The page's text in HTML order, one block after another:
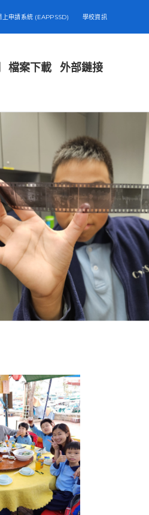
申請系統 (EAPPSSD) 學校資訊
檔案下載 外部鏈接